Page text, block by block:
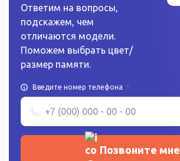
Ответим на вопросы,
подскажем, чем
отличаются модели.
Поможем выбрать цвет/
размер памяти.
Введите номер телефона *
Позвоните мне